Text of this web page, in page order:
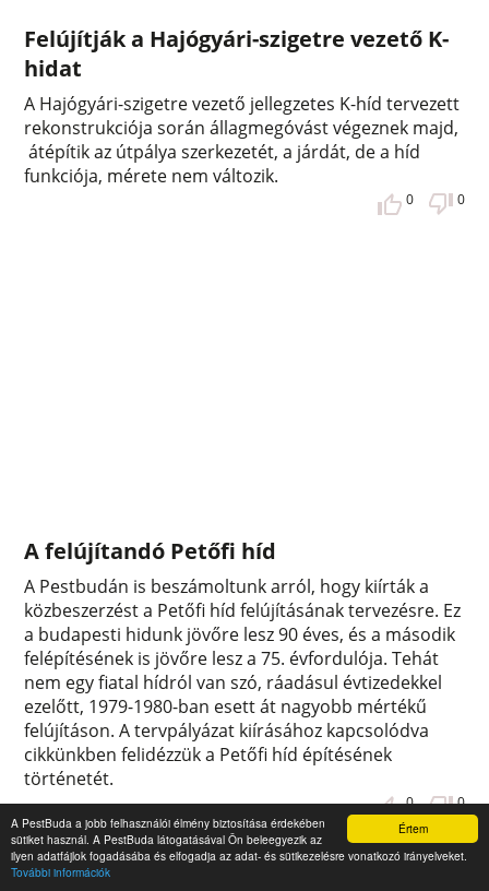
Értem
A PestBuda a jobb felhasználói élmény biztosítása érdekében
sütiket használ. A PestBuda látogatásával Ön beleegyezik az
ilyen adatfájlok fogadásába és elfogadja az adat- és sütikezelésre vonatkozó irányelveket.
További információk
Felújítják a Hajógyári-szigetre vezető K-
hidat
A Hajógyári-szigetre vezető jellegzetes K-híd tervezett
rekonstrukciója során állagmegóvást végeznek majd,
átépítik az útpálya szerkezetét, a járdát, de a híd
funkciója, mérete nem változik.
0 0
A felújítandó Petőfi híd
A Pestbudán is beszámoltunk arról, hogy kiírták a
közbeszerzést a Petőfi híd felújításának tervezésre. Ez
a budapesti hidunk jövőre lesz 90 éves, és a második
felépítésének is jövőre lesz a 75. évfordulója. Tehát
nem egy fiatal hídról van szó, ráadásul évtizedekkel
ezelőtt, 1979-1980-ban esett át nagyobb mértékű
felújításon. A tervpályázat kiírásához kapcsolódva
cikkünkben felidézzük a Petőfi híd építésének
történetét.
0 0